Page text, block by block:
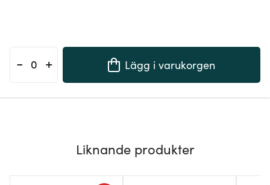
- + Lägg i varukorgen
Liknande produkter